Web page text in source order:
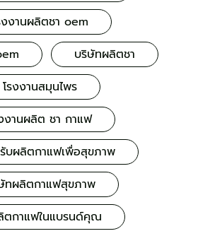
งงานผลิตชา oem
บริษัทผลิตชา
โรงงานสมุนไพร
งานผลิต ชา กาแฟ
รับผลิตกาแฟเพื่อสุขภาพ
ทผลิตกาแฟสุขภาพ
ตกาแฟในแบรนด์คุณ